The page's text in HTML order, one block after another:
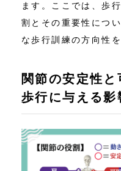
ます。ここでは、歩
割とその重要性につ
な歩行訓練の方向性
関節の安定性
歩行に与える影